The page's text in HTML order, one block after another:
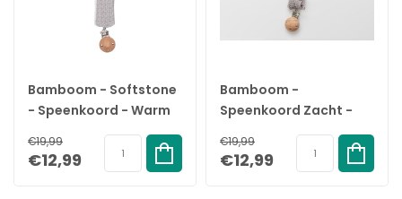
Bamboom - Softstone
- Speenkoord - Warm
€19,99
€12,99
Bamboom -
Speenkoord Zacht -
€19,99
€12,99